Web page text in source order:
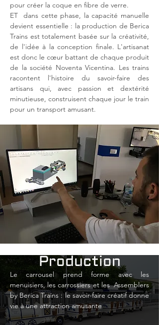
pour créer la coque en fibre de verre.
ET
dans cette phase, la capacité manuelle
devient essentielle : la production de Berica
Trains est totalement basée sur la créativité,
de l'idée à la conception finale. L'artisanat
est donc le cœur battant de chaque produit
de la société Noventa Vicentina. Les trains
racontent l'histoire du savoir-faire des
artisans qui, avec passion et dextérité
minutieuse, construisent chaque jour le train
pour un transport amusant.
Production
Le carrousel prend forme avec les
menuisiers, les carrossiers et les Assemblers
by Berica Trains : le savoir-faire créatif donne
vie à une attraction amusante